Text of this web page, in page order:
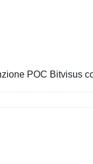
POC Bitvisus